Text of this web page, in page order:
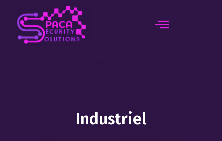
principal
Industriel